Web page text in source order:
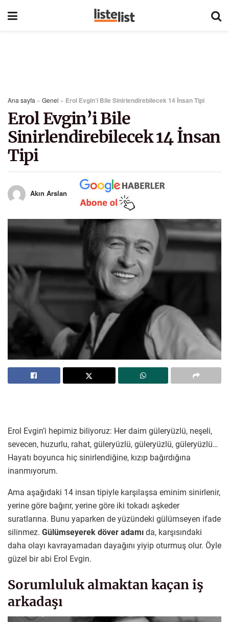
Ana sayfa » Genel » Erol Evgin’i Bile Sinirlendirebilecek 14 İnsan Tipi
Erol Evgin’i Bile
Sinirlendirebilecek 14 İnsan
Tipi
Akın Arslan
Erol Evgin’i hepimiz biliyoruz: Her daim güleryüzlü, neşeli,
sevecen, huzurlu, rahat, güleryüzlü, güleryüzlü, güleryüzlü…
Hayatı boyunca hiç sinirlendiğine, kızıp bağırdığına
inanmıyorum.
Ama aşağıdaki 14 insan tipiyle karşılaşsa eminim sinirlenir,
yerine göre bağırır, yerine göre iki tokadı aşkeder
suratlarına. Bunu yaparken de yüzündeki gülümseyen ifade
silinmez. Gülümseyerek döver adamı da, karşısındaki
daha olayı kavrayamadan dayağını yiyip oturmuş olur. Öyle
güzel bir abi Erol Evgin.
Sorumluluk almaktan kaçan iş
arkadaşı